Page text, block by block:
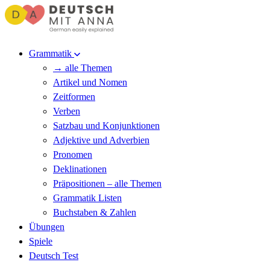
Grammatik
→ alle Themen
Artikel und Nomen
Zeitformen
Verben
Satzbau und Konjunktionen
Adjektive und Adverbien
Pronomen
Deklinationen
Präpositionen – alle Themen
Grammatik Listen
Buchstaben & Zahlen
Übungen
Spiele
Deutsch Test